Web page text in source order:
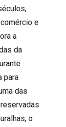
e
a
da
para
das
o